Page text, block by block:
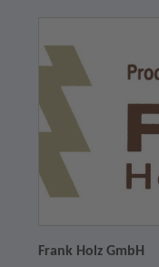
Frank Holz GmbH